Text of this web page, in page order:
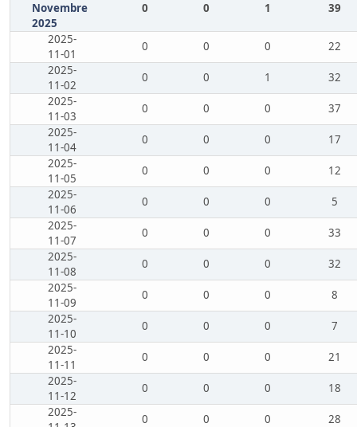
Novembre
2025
0 0 1 39
2025-
11-01
0 0 0
22
2025-
11-02
0 0 1
32
2025-
11-03
0 0 0
37
2025-
11-04
0 0 0
17
2025-
11-05
0 0 0
12
2025-
11-06
0 0 0
5
2025-
11-07
0 0 0
33
2025-
11-08
0 0 0
32
2025-
11-09
0 0 0
8
2025-
11-10
0 0 0
7
2025-
11-11
0 0 0
21
2025-
11-12
0 0 0
18
2025-
0 0 0
28